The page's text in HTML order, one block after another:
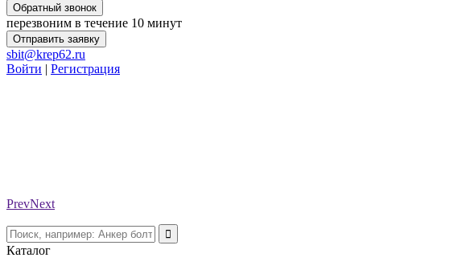
Обратный звонок
перезвоним в течение 10 минут
Отправить заявку
sbit@krep62.ru
Войти | Регистрация
PrevNext
Каталог